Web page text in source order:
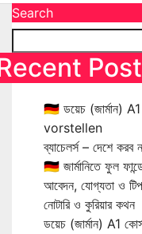
Search
🇩🇪 ডয়েচ (জার্মান)
vorstellen
ব্যাচেলর্স – দেশে করব
🇩🇪 জার্মানিতে ফুল
আবেদন, যোগ্যতা ও
নোটারি ও কুরিয়ার কথন
ডয়েচ (জার্মান) A1